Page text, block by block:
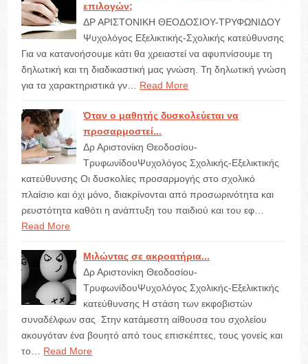
επιλογών;
ΔΡ ΑΡΙΣΤΟΝΙΚΗ ΘΕΟΔΟΣΙΟΥ-ΤΡΥΦΩΝΙΔΟΥ
Ψυχολόγος Εξελικτικής-Σχολικής κατεύθυνσης
Για να κατανοήσουμε κάτι θα χρειαστεί να αφυπνίσουμε τη
δηλωτική και τη διαδικαστική μας γνώση. Τη δηλωτική γνώση
για τα χαρακτηριστικά γν…
Read More
Όταν ο μαθητής δυσκολεύεται να
προσαρμοστεί...
Δρ Αριστονίκη Θεοδοσίου-
ΤρυφωνίδουΨυχολόγος Σχολικής-Εξελικτικής
κατεύθυνσης Οι δυσκολίες προσαρμογής στο σχολικό
πλαίσιο και όχι μόνο, διακρίνονται από προσωρινότητα και
ρευστότητα καθότι η ανάπτυξη του παιδιού και του εφ…
Read More
Μιλώντας σε ακροατήρια...
Δρ Αριστονίκη Θεοδοσίου-
ΤρυφωνίδουΨυχολόγος Σχολικής-Εξελικτικής
κατεύθυνσης Η στάση των εκφοβιστών
συναδέλφων σας Στην κατάμεστη αίθουσα του σχολείου
ακουγόταν ένα βουητό από τους επισκέπτες, τους γονείς και
το…
Read More